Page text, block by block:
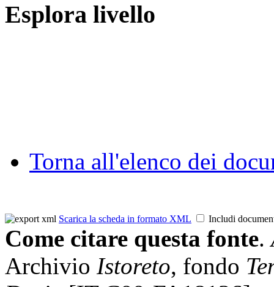
Esplora livello
Torna all'elenco dei
Scarica la scheda in formato XML Includi
Come citare questa fonte.
Archivio Istoreto, fondo